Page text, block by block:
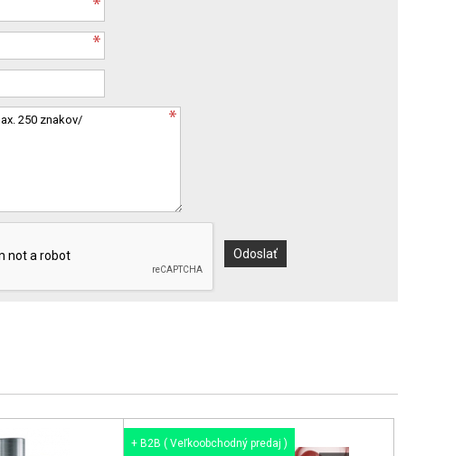
+ B2B ( Veľkoobchodný predaj )